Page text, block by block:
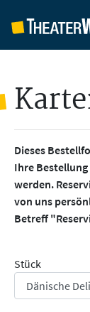
Dieses
Ihre
werden.
von uns
Betreff
Stück